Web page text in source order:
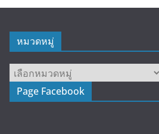
หมวดหมู่
หมวด
หมู่Page Facebook